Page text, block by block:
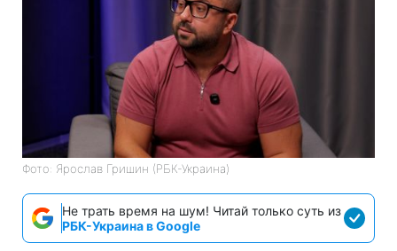
Фото: Ярослав Гришин (РБК-Украина)
Не трать время на шум! Читай только суть из
РБК-Украина в Google